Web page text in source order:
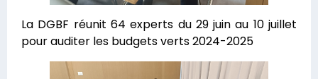
La DGBF réunit 64 experts du 29 juin au 10 juillet
pour auditer les budgets verts 2024-2025